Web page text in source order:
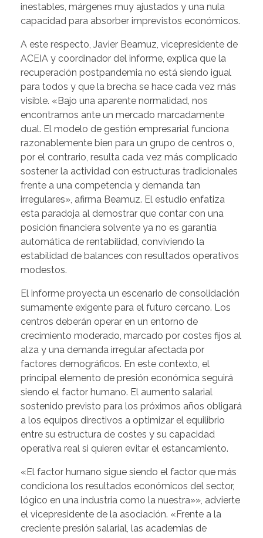
inestables, márgenes muy ajustados y una nula
capacidad para absorber imprevistos económicos.
A este respecto, Javier Beamuz, vicepresidente de
ACEIA y coordinador del informe, explica que la
recuperación postpandemia no está siendo igual
para todos y que la brecha se hace cada vez más
visible. «Bajo una aparente normalidad, nos
encontramos ante un mercado marcadamente
dual. El modelo de gestión empresarial funciona
razonablemente bien para un grupo de centros o,
por el contrario, resulta cada vez más complicado
sostener la actividad con estructuras tradicionales
frente a una competencia y demanda tan
irregulares», afirma Beamuz. El estudio enfatiza
esta paradoja al demostrar que contar con una
posición financiera solvente ya no es garantía
automática de rentabilidad, conviviendo la
estabilidad de balances con resultados operativos
modestos.
El informe proyecta un escenario de consolidación
sumamente exigente para el futuro cercano. Los
centros deberán operar en un entorno de
crecimiento moderado, marcado por costes fijos al
alza y una demanda irregular afectada por
factores demográficos. En este contexto, el
principal elemento de presión económica seguirá
siendo el factor humano. El aumento salarial
sostenido previsto para los próximos años obligará
a los equipos directivos a optimizar el equilibrio
entre su estructura de costes y su capacidad
operativa real si quieren evitar el estancamiento.
«El factor humano sigue siendo el factor que más
condiciona los resultados económicos del sector,
lógico en una industria como la nuestra»», advierte
el vicepresidente de la asociación. «Frente a la
creciente presión salarial, las academias de